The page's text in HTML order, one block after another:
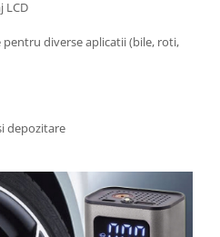
LCD
pentru diverse aplicatii (bile, roti,
depozitare